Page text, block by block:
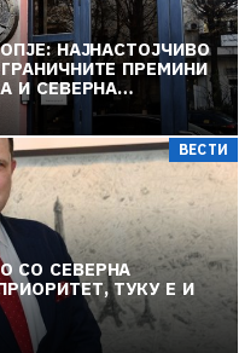
НАЈНАСТОЈЧИВО
ПРЕМИНИ
И СЕВЕРНА
ВЕСТИ
СО СЕВЕРНА
ТУКУ Е И